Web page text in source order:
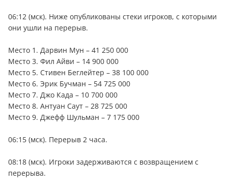
06:12 (мск). Ниже опубликованы стеки игроков, с которыми
они ушли на перерыв.
Место 1. Дарвин Мун – 41 250 000
Место 3. Фил Айви – 14 900 000
Место 5. Стивен Беглейтер – 38 100 000
Место 6. Эрик Бучман – 54 725 000
Место 7. Джо Када – 10 700 000
Место 8. Антуан Саут – 28 725 000
Место 9. Джефф Шульман – 7 175 000
06:15 (мск). Перерыв 2 часа.
08:18 (мск). Игроки задерживаются с возвращением с
перерыва.